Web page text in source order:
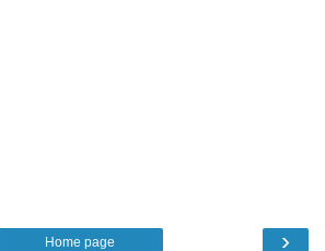
›
Home page